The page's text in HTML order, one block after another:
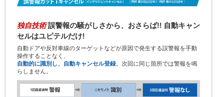
独自技術誤警報の騒がしさから、おさらば!! 自動キャン
セルはユピテルだけ!
自動ドアや反対車線のターゲットなどが原因で発生する誤警報を手動
操作することなく、
自動的に識別し、自動キャンセル登録。次回に同じ箇所では警報を鳴
らしません。